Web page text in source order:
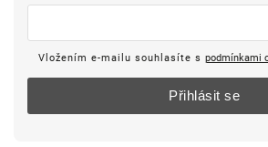
Vložením e-mailu souhlasíte s podmínkami
Přihlásit se